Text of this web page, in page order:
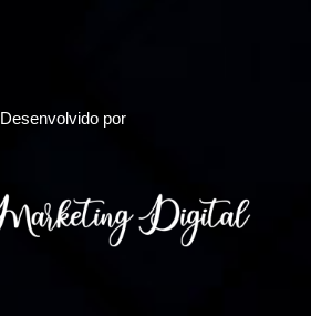
Desenvolvido por